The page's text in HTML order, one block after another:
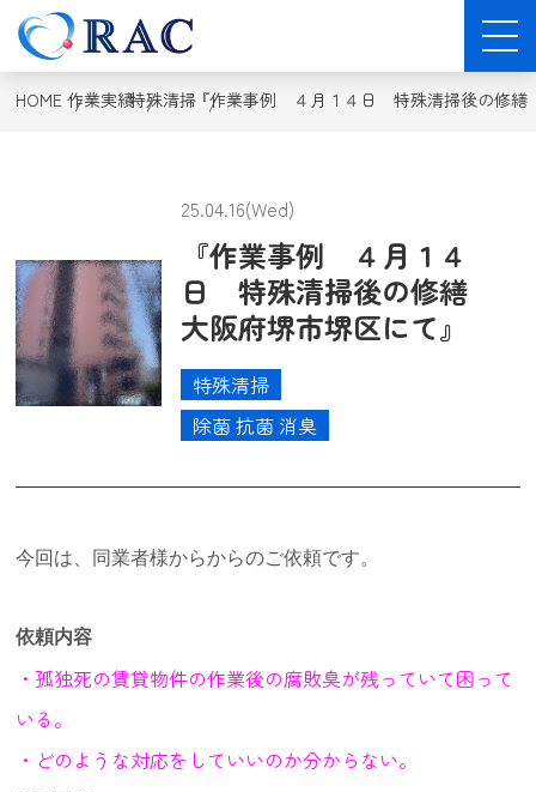
HOME 作業実績特殊清掃『作業事例 ４月１４日 特殊清掃後の修繕
25.04.16(Wed)
『作業事例 ４月１４
日 特殊清掃後の修繕
大阪府堺市堺区にて』
特殊清掃
除菌 抗菌 消臭
今回は、同業者様からからのご依頼です。
依頼内容
・孤独死の賃貸物件の作業後の腐敗臭が残っていて困って
いる。
・どのような対応をしていいのか分からない。